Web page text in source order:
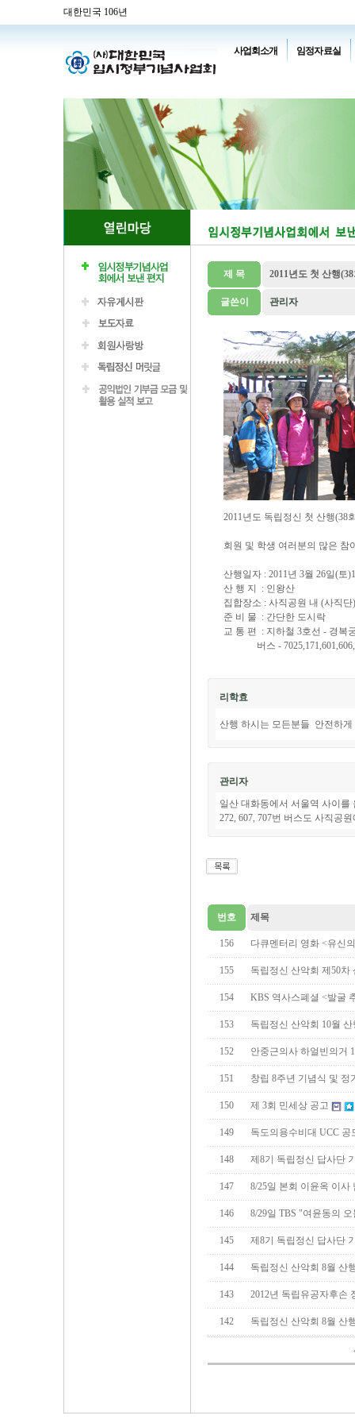
대한민국 106년
사업회소개 임정자료실
제 목 2011년도 첫 산행
글쓴이 관리자
2011년도 독립정신 첫 산행(38
회원 및 학생 여러분의 많은 참
산행일자 : 2011년 3월 26일(토
산 행 지 : 인왕산
집합장소 : 사직공원 내 (사직단)
준 비 물 : 간단한 도시락
교 통 편 : 지하철 3호선 - 경복
버스 -
리학효
산행 하시는 모든분들 안전하
관리자
일산 대화동에서 서울역 사이를
272, 607, 707번 버스도 사직공
번호 제목
156 다큐멘터리 영화 <유신
155 독립정신 산악회 제50
154 KBS 역사스폐셜 <발굴
153 독립정신 산악회 10월
152 안중근의사 하얼빈의거
151 창립 8주년 기념식 및
150 제 3회 민세상 공고
149 독도의용수비대 UCC 공
148 제8기 독립정신 답사단
147 8/25일 본회 이윤옥 이
146 8/29일 TBS "여윤동의
145 제8기 독립정신 답사단
144 독립정신 산악회 8월 산
143 2012년 독립유공자후손
142 독립정신 산악회 8월 산